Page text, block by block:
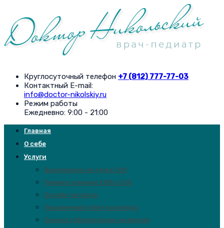
Круглосуточный телефон +7 (812) 777-77-03
Контактный E-mail:
info@doctor-nikolskiy.ru
Режим работы
Ежедневно: 9:00 - 21:00
Главная
О себе
Услуги
Вызов врача на дом в Спб
Прием в клинике EMS в Спб
Онлайн-встреча
Письменный ответ на вопрос
Оценка лабораторных анализов